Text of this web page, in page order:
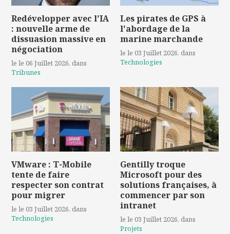
Redévelopper avec l'IA
: nouvelle arme de
dissuasion massive en
négociation
le le 06 Juillet 2026, dans
Tribunes
Les pirates de GPS à
l'abordage de la
marine marchande
le le 03 Juillet 2026, dans
Technologies
VMware : T-Mobile
tente de faire
respecter son contrat
pour migrer
le le 03 Juillet 2026, dans
Technologies
Gentilly troque
Microsoft pour des
solutions françaises, à
commencer par son
intranet
le le 03 Juillet 2026, dans
Projets